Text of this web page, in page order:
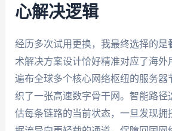
心解决逻辑
经历多次试用更换，我最终选择的是
术解决方案设计恰好精准对应了海外
遍布全球多个核心网络枢纽的服务器
织了一张高速数字骨干网。智能路径
估每条链路的当前状态，一旦发现拥